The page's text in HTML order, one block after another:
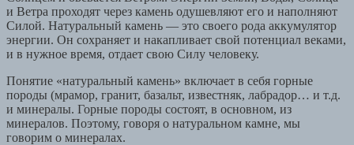
и Ветра проходят через камень одушевляют его и наполняют
Силой. Натуральный камень — это своего рода аккумулятор
энергии. Он сохраняет и накапливает свой потенциал веками,
и в нужное время, отдает свою Силу человеку.
Понятие «натуральный камень» включает в себя горные
породы (мрамор, гранит, базальт, известняк, лабрадор… и т.д.
и минералы. Горные породы состоят, в основном, из
минералов. Поэтому, говоря о натуральном камне, мы
говорим о минералах.